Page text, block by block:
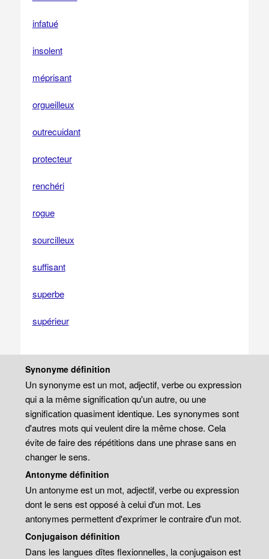
infatué
insolent
méprisant
orgueilleux
outrecuidant
protecteur
renchéri
rogue
sourcilleux
suffisant
superbe
supérieur
Synonyme définition
Un synonyme est un mot, adjectif, verbe ou expression
qui a la même signification qu'un autre, ou une
signification quasiment identique. Les synonymes sont
d'autres mots qui veulent dire la même chose. Cela
évite de faire des répétitions dans une phrase sans en
changer le sens.
Antonyme définition
Un antonyme est un mot, adjectif, verbe ou expression
dont le sens est opposé à celui d'un mot. Les
antonymes permettent d'exprimer le contraire d'un mot.
Conjugaison définition
Dans les langues dîtes flexionnelles, la conjugaison est